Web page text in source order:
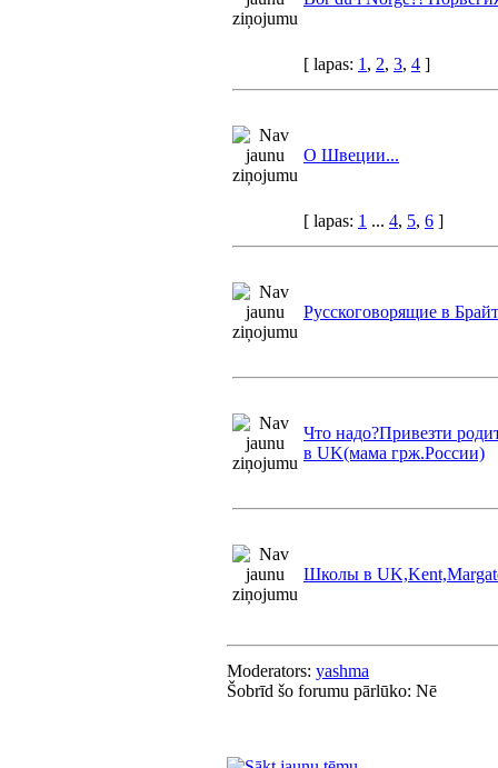
[ lapas: 1 , 2, 3, 4 ]
О Швеции...
[ lapas: 1 ... 4, 5, 6 ]
Русскоговорящие в
Что надо?Привезти
в UK(мама грж.России)
Школы в
Moderators: yashma
Šobrīd šo forumu pārlūko: Nē